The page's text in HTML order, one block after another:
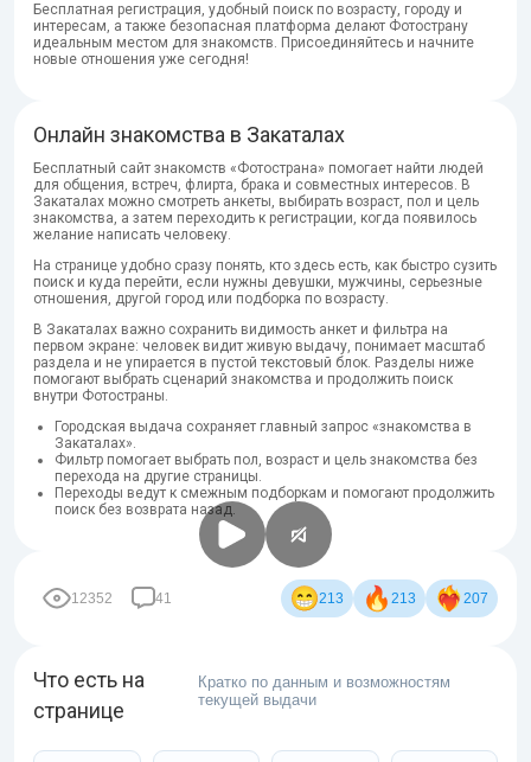
Бесплатная регистрация, удобный поиск по возрасту, городу и
интересам, а также безопасная платформа делают Фотострану
идеальным местом для знакомств. Присоединяйтесь и начните
новые отношения уже сегодня!
Онлайн знакомства в Закаталах
Бесплатный сайт знакомств «Фотострана» помогает найти людей
для общения, встреч, флирта, брака и совместных интересов. В
Закаталах можно смотреть анкеты, выбирать возраст, пол и цель
знакомства, а затем переходить к регистрации, когда появилось
желание написать человеку.
На странице удобно сразу понять, кто здесь есть, как быстро сузить
поиск и куда перейти, если нужны девушки, мужчины, серьезные
отношения, другой город или подборка по возрасту.
В Закаталах важно сохранить видимость анкет и фильтра на
первом экране: человек видит живую выдачу, понимает масштаб
раздела и не упирается в пустой текстовый блок. Разделы ниже
помогают выбрать сценарий знакомства и продолжить поиск
внутри Фотостраны.
Городская выдача сохраняет главный запрос «знакомства в
Закаталах».
Фильтр помогает выбрать пол, возраст и цель знакомства без
перехода на другие страницы.
Переходы ведут к смежным подборкам и помогают продолжить
поиск без возврата назад.
12352 41 213 213 207
Что есть на
странице
Кратко по данным и возможностям
текущей выдачи